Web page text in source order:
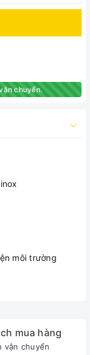
chuyển.
môi trường
mua hàng
vận chuyển